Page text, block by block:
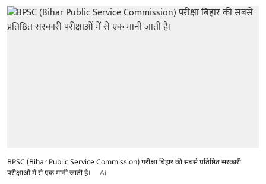
BPSC (Bihar Public Service Commission) परीक्षा बिहार की सबसे प्रतिष्ठित सरकारी
परीक्षाओं में से एक मानी जाती है।
Ai